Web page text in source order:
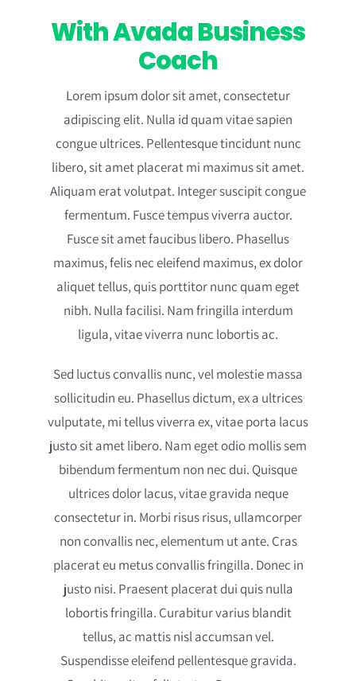
With Avada Business
Coach
Lorem ipsum dolor sit amet, consectetur
adipiscing elit. Nulla id quam vitae sapien
congue ultrices. Pellentesque tincidunt nunc
libero, sit amet placerat mi maximus sit amet.
Aliquam erat volutpat. Integer suscipit congue
fermentum. Fusce tempus viverra auctor.
Fusce sit amet faucibus libero. Phasellus
maximus, felis nec eleifend maximus, ex dolor
aliquet tellus, quis porttitor nunc quam eget
nibh. Nulla facilisi. Nam fringilla interdum
ligula, vitae viverra nunc lobortis ac.
Sed luctus convallis nunc, vel molestie massa
sollicitudin eu. Phasellus dictum, ex a ultrices
vulputate, mi tellus viverra ex, vitae porta lacus
justo sit amet libero. Nam eget odio mollis sem
bibendum fermentum non nec dui. Quisque
ultrices dolor lacus, vitae gravida neque
consectetur in. Morbi risus risus, ullamcorper
non convallis nec, elementum ut ante. Cras
placerat eu metus convallis fringilla. Donec in
justo nisi. Praesent placerat dui quis nulla
lobortis fringilla. Curabitur varius blandit
tellus, ac mattis nisl accumsan vel.
Suspendisse eleifend pellentesque gravida.